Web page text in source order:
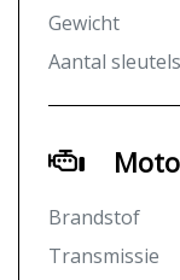
Gewicht
Aantal sleutels
Brandstof
Transmissie